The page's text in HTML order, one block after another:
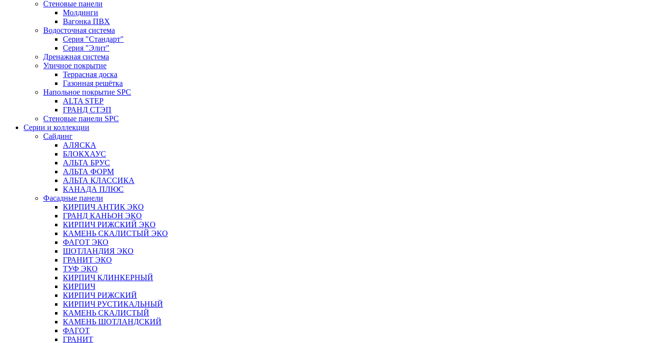
Стеновые панели
Молдинги
Вагонка ПВХ
Водосточная система
Серия "Стандарт"
Серия "Элит"
Дренажная система
Уличное покрытие
Террасная доска
Газонная решётка
Напольное покрытие SPC
ALTA STEP
ГРАНД СТЭП
Стеновые панели SPC
Серии и коллекции
Сайдинг
АЛЯСКА
БЛОКХАУС
АЛЬТА БРУС
АЛЬТА ФОРМ
АЛЬТА КЛАССИКА
КАНАДА ПЛЮС
Фасадные панели
КИРПИЧ АНТИК ЭКО
ГРАНД КАНЬОН ЭКО
КИРПИЧ РИЖСКИЙ ЭКО
КАМЕНЬ СКАЛИСТЫЙ ЭКО
ФАГОТ ЭКО
ШОТЛАНДИЯ ЭКО
ГРАНИТ ЭКО
ТУФ ЭКО
КИРПИЧ КЛИНКЕРНЫЙ
КИРПИЧ
КИРПИЧ РИЖСКИЙ
КИРПИЧ РУСТИКАЛЬНЫЙ
КАМЕНЬ СКАЛИСТЫЙ
КАМЕНЬ ШОТЛАНДСКИЙ
ФАГОТ
ГРАНИТ